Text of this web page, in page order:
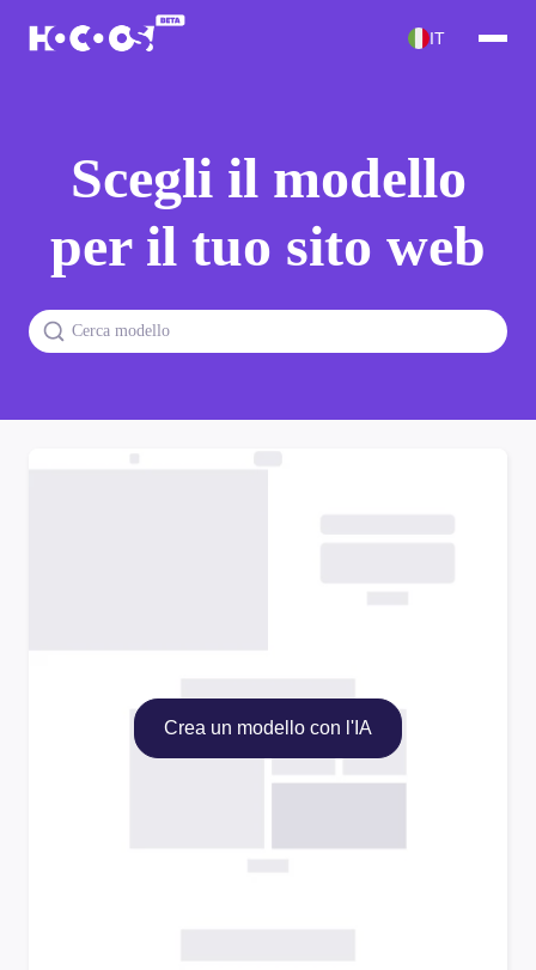
IT
Scegli il modello
per il tuo sito web
Crea un modello con l'IA